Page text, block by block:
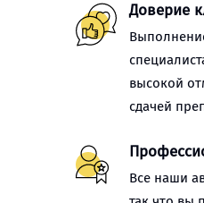
Доверие
высокой
сдачей
Все наши